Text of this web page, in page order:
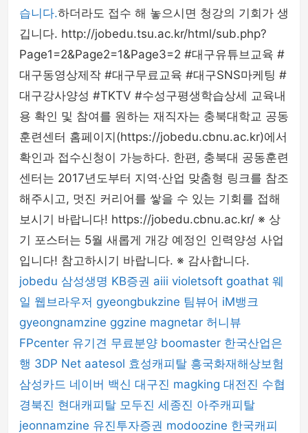
습니다.하더라도 접수 해 놓으시면 청강의 기회가 생
깁니다. http://jobedu.tsu.ac.kr/html/sub.php?
Page1=2&Page2=1&Page3=2 #대구유튜브교육 #
대구동영상제작 #대구무료교육 #대구SNS마케팅 #
대구강사양성 #TKTV #수성구평생학습상세 교육내
용 확인 및 참여를 원하는 재직자는 충북대학교 공동
훈련센터 홈페이지(https://jobedu.cbnu.ac.kr)에서
확인과 접수신청이 가능하다. 한편, 충북대 공동훈련
센터는 2017년도부터 지역·산업 맞춤형 링크를 참조
해주시고, 멋진 커리어를 쌓을 수 있는 기회를 접해
보시기 바랍니다! https://jobedu.cbnu.ac.kr/ ※ 상
기 포스터는 5월 새롭게 개강 예정인 인력양성 사업
입니다! 참고하시기 바랍니다. ※ 감사합니다.
jobedu 삼성생명 KB증권 aiii violetsoft goathat 웨
일 웹브라우저 gyeongbukzine 팀뷰어 iM뱅크
gyeongnamzine ggzine magnetar 허니뷰
FPcenter 유기견 무료분양 boomaster 한국산업은
행 3DP Net aatesol 효성캐피탈 흥국화재해상보험
삼성카드 네이버 백신 대구진 magking 대전진 수협
경북진 현대캐피탈 모두진 세종진 아주캐피탈
jeonnamzine 유진투자증권 modoozine 한국캐피